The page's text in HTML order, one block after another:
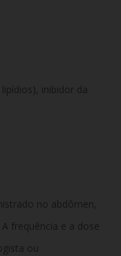
inibidor da
no abdômen,
frequência e a dose
ou